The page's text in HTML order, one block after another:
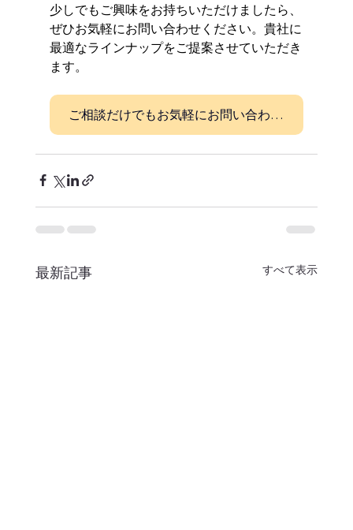
少しでもご興味をお持ちいただけましたら、
ぜひお気軽にお問い合わせください。貴社に
最適なラインナップをご提案させていただき
ます。
ご相談だけでもお気軽にお問い合わせください！
最新記事 すべて表示